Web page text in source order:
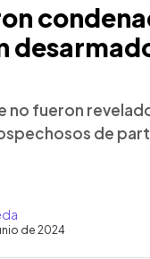
no fueron
de
de 2024